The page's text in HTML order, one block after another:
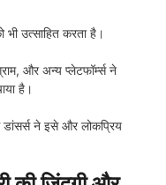
भी उत्साहित करता है।
और अन्य प्लेटफॉर्म्स ने
है।
डांसर्स ने इसे और लोकप्रिय